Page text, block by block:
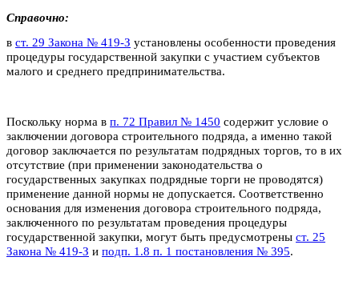
Справочно:
в ст. 29 Закона № 419­-З установлены особенности проведения
процедуры государственной закупки с участием субъектов
малого и среднего предпринимательства.
Поскольку норма в п. 72 Правил № 1450 содержит условие о
заключении договора строительного подряда, а именно такой
договор заключается по результатам подрядных торгов, то в их
отсутствие (при применении законодательства о
государственных закупках подрядные торги не проводятся)
применение данной нормы не допускается. Соответственно
основания для изменения договора строительного подряда,
заключенного по результатам проведения процедуры
государственной закупки, могут быть предусмотрены ст. 25
Закона № 419-З и подп. 1.8 п. 1 постановления № 395.